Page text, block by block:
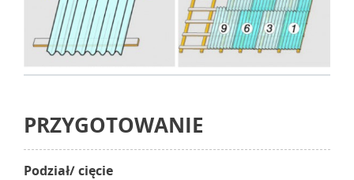
PRZYGOTOWANIE
Podział/ cięcie